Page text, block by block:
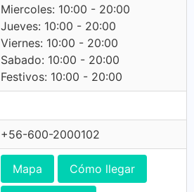
Miercoles: 10:00 - 20:00
Jueves: 10:00 - 20:00
Viernes: 10:00 - 20:00
Sabado: 10:00 - 20:00
Festivos: 10:00 - 20:00
+56-600-2000102
Mapa Cómo llegar